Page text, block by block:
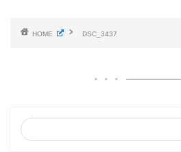
HOME DSC_3437